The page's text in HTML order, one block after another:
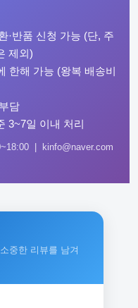
·반품 신청 가능 (단, 주
제외)
한해 가능 (왕복 배송비
담
3~7일 이내 처리
| kinfo@naver.com
중한 리뷰를 남겨